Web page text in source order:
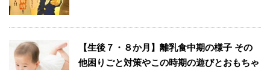
【生後７・８か月】離乳食中期の様子 その
他困りごと対策やこの時期の遊びとおもちゃ